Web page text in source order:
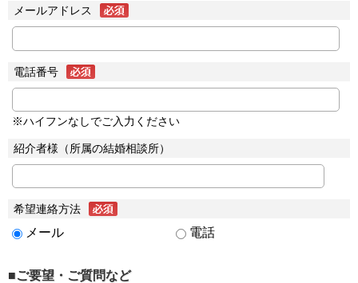
メールアドレス
電話番号
※ハイフンなしでご入力ください
紹介者様（所属の結婚相談所）
希望連絡方法
メール 電話
■ご要望・ご質問など